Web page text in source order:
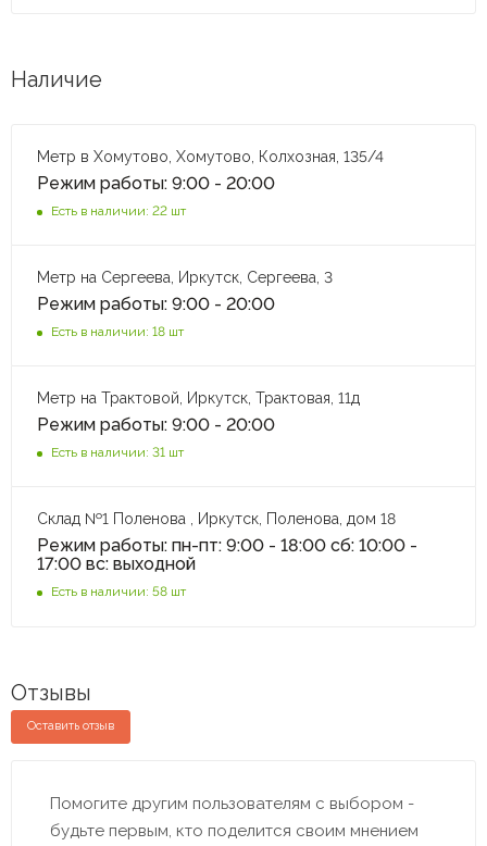
Наличие
Метр в Хомутово, Хомутово, Колхозная, 135/4
Режим работы: 9:00 - 20:00
Есть в наличии: 22 шт
Метр на Сергеева, Иркутск, Сергеева, 3
Режим работы: 9:00 - 20:00
Есть в наличии: 18 шт
Метр на Трактовой, Иркутск, Трактовая, 11д
Режим работы: 9:00 - 20:00
Есть в наличии: 31 шт
Склад №1 Поленова , Иркутск, Поленова, дом 18
Режим работы: пн-пт: 9:00 - 18:00 сб: 10:00 -
17:00 вс: выходной
Есть в наличии: 58 шт
Отзывы
Оставить отзыв
Помогите другим пользователям с выбором -
будьте первым, кто поделится своим мнением